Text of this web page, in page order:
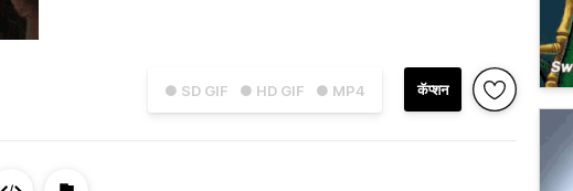
● SD GIF ● HD GIF ● MP4 कॅप्शन